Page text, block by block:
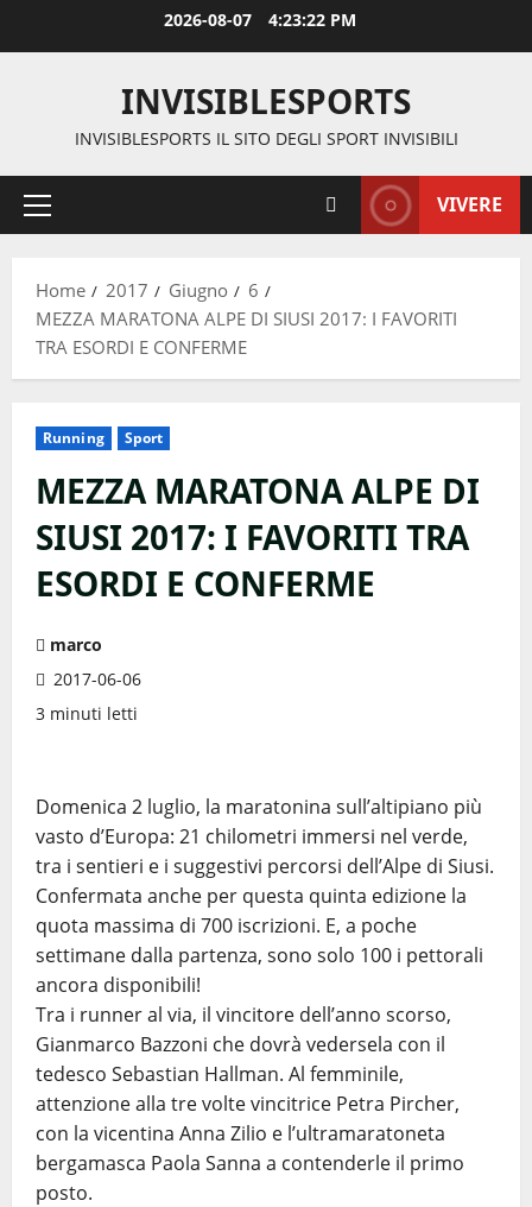
2026-08-07 4:23:22 PM
INVISIBLESPORTS
INVISIBLESPORTS IL SITO DEGLI SPORT INVISIBILI
Menu
VIVERE
Home 2017 Giugno
6
MEZZA MARATONA ALPE DI SIUSI 2017: I FAVORITI
TRA ESORDI E CONFERME
Running Sport
MEZZA MARATONA ALPE DI
SIUSI 2017: I FAVORITI TRA
ESORDI E CONFERME
marco
2017-06-06
3 minuti letti
Domenica 2 luglio, la maratonina sull’altipiano più
vasto d’Europa: 21 chilometri immersi nel verde,
tra i sentieri e i suggestivi percorsi dell’Alpe di Siusi.
Confermata anche per questa quinta edizione la
quota massima di 700 iscrizioni. E, a poche
settimane dalla partenza, sono solo 100 i pettorali
ancora disponibili!
Tra i runner al via, il vincitore dell’anno scorso,
Gianmarco Bazzoni che dovrà vedersela con il
tedesco Sebastian Hallman. Al femminile,
attenzione alla tre volte vincitrice Petra Pircher,
con la vicentina Anna Zilio e l’ultramaratoneta
bergamasca Paola Sanna a contenderle il primo
posto.